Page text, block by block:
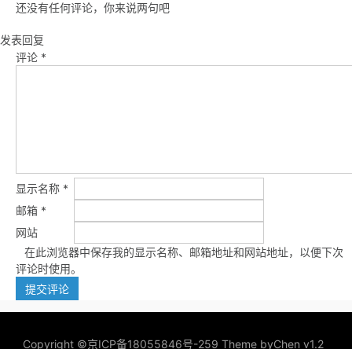
还没有任何评论，你来说两句吧
发表回复
评论 *
显示名称 *
邮箱 *
网站
在此浏览器中保存我的显示名称、邮箱地址和网站地址，以便下次
评论时使用。
Copyright ©京ICP备18055846号-259 Theme byChen v1.2